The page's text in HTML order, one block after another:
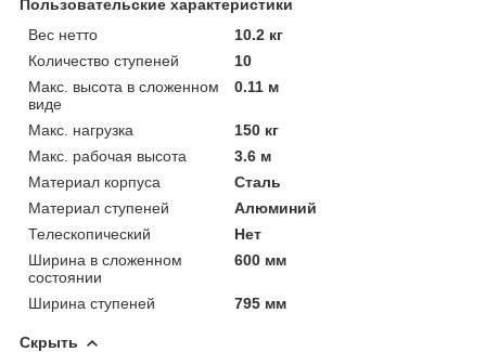
Пользовательские характеристики
Вес нетто
10.2 кг
Количество ступеней
10
Макс. высота в сложенном
виде
0.11 м
Макс. нагрузка
150 кг
Макс. рабочая высота
3.6 м
Материал корпуса
Сталь
Материал ступеней
Алюминий
Телескопический
Нет
Ширина в сложенном
состоянии
600 мм
Ширина ступеней 795 мм
Скрыть